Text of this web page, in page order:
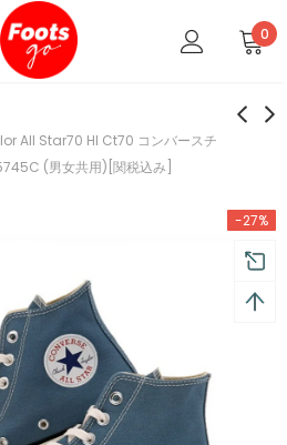
0
All Star70 HI Ct70 コンバースチ
(男女共用)[関税込み]
-27%